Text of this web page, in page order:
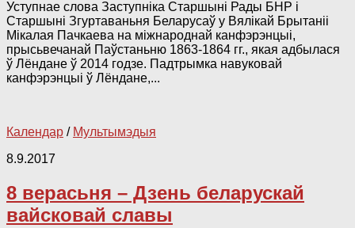
Уступнае слова Заступніка Старшыні Рады БНР і
Старшыні Згуртаваньня Беларусаў у Вялікай Брытаніі
Мікалая Пачкаева на міжнароднай канфэрэнцыі,
прысьвечанай Паўстаньню 1863-1864 гг., якая адбылася
ў Лёндане ў 2014 годзе. Падтрымка навуковай
канфэрэнцыі ў Лёндане,...
Календар / Мультымэдыя
8.9.2017
8 верасьня – Дзень беларускай
вайсковай славы